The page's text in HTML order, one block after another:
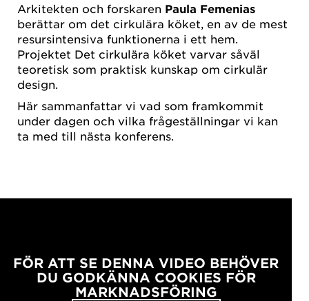
Arkitekten och forskaren Paula Femenias
berättar om det cirkulära köket, en av de mest
resursintensiva funktionerna i ett hem.
Projektet Det cirkulära köket varvar såväl
teoretisk som praktisk kunskap om cirkulär
design.
Här sammanfattar vi vad som framkommit
under dagen och vilka frågeställningar vi kan
ta med till nästa konferens.
FÖR ATT SE DENNA VIDEO BEHÖVER
DU GODKÄNNA COOKIES FÖR
MARKNADSFÖRING